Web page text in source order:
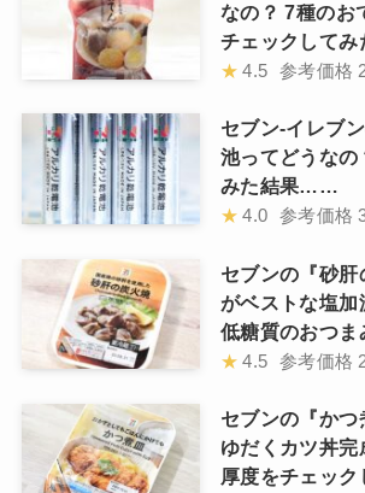
なの？ 7種のお
チェックしてみ
★ 4.5 参考価格
セブン-イレブ
池ってどうなの
みた結果……
★ 4.0 参考価格
セブンの『砂
がベストな塩加
低糖質のおつま
★ 4.5 参考価格
セブンの『か
ゆだくカツ丼完
厚度をチェック